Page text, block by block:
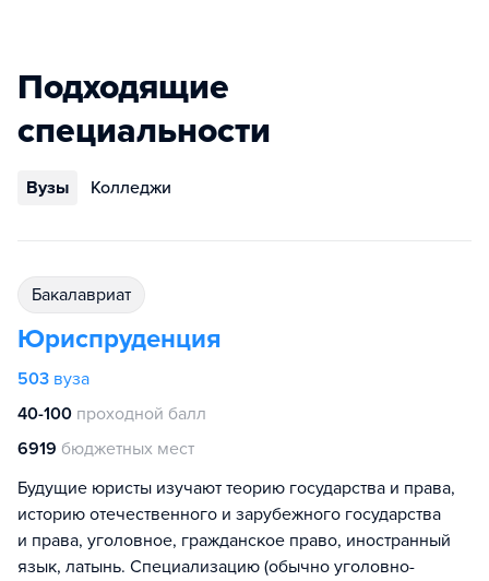
Подходящие
специальности
Вузы Колледжи
бакалавриат
Юриспруденция
503 вуза
40-100 проходной балл
6919 бюджетных мест
Будущие юристы изучают теорию государства и права,
историю отечественного и зарубежного государства
и права, уголовное, гражданское право, иностранный
язык, латынь. Специализацию (обычно уголовно-